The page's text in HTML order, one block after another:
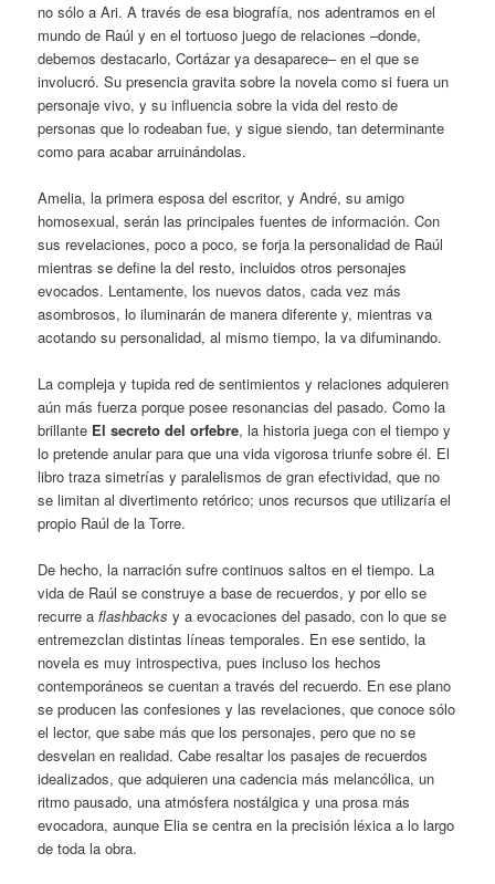
no sólo a Ari. A través de esa biografía, nos adentramos en el
mundo de Raúl y en el tortuoso juego de relaciones –donde,
debemos destacarlo, Cortázar ya desaparece– en el que se
involucró. Su presencia gravita sobre la novela como si fuera un
personaje vivo, y su influencia sobre la vida del resto de
personas que lo rodeaban fue, y sigue siendo, tan determinante
como para acabar arruinándolas.
Amelia, la primera esposa del escritor, y André, su amigo
homosexual, serán las principales fuentes de información. Con
sus revelaciones, poco a poco, se forja la personalidad de Raúl
mientras se define la del resto, incluidos otros personajes
evocados. Lentamente, los nuevos datos, cada vez más
asombrosos, lo iluminarán de manera diferente y, mientras va
acotando su personalidad, al mismo tiempo, la va difuminando.
La compleja y tupida red de sentimientos y relaciones adquieren
aún más fuerza porque posee resonancias del pasado. Como la
brillante El secreto del orfebre, la historia juega con el tiempo y
lo pretende anular para que una vida vigorosa triunfe sobre él. El
libro traza simetrías y paralelismos de gran efectividad, que no
se limitan al divertimento retórico; unos recursos que utilizaría el
propio Raúl de la Torre.
De hecho, la narración sufre continuos saltos en el tiempo. La
vida de Raúl se construye a base de recuerdos, y por ello se
recurre aflashbacksy a evocaciones del pasado, con lo que se
entremezclan distintas líneas temporales. En ese sentido, la
novela es muy introspectiva, pues incluso los hechos
contemporáneos se cuentan a través del recuerdo. En ese plano
se producen las confesiones y las revelaciones, que conoce sólo
el lector, que sabe más que los personajes, pero que no se
desvelan en realidad. Cabe resaltar los pasajes de recuerdos
idealizados, que adquieren una cadencia más melancólica, un
ritmo pausado, una atmósfera nostálgica y una prosa más
evocadora, aunque Elia se centra en la precisión léxica a lo largo
de toda la obra.